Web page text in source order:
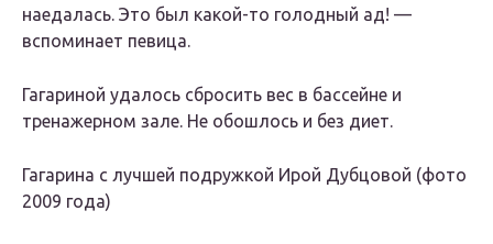
наедалась. Это был какой-то голодный ад! —
вспоминает певица.
Гагариной удалось сбросить вес в бассейне и
тренажерном зале. Не обошлось и без диет.
Гагарина с лучшей подружкой Ирой Дубцовой (фото
2009 года)